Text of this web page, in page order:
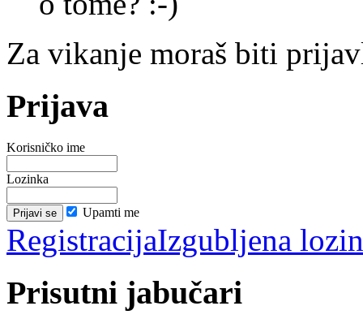
Za vikanje moraš biti
Prijava
Korisničko ime
Lozinka
Upamti me
RegistracijaIzgubljena
Prisutni jabučari